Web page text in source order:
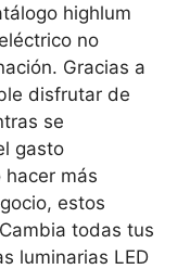
highlum
no
Gracias a
disfrutar de
se
gasto
más
estos
todas tus
luminarias LED